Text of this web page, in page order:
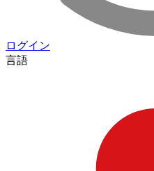
ログイン
言語